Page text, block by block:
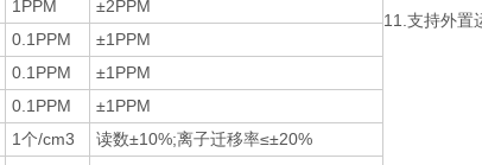
1PPM
±2PPM
0.1PPM
±1PPM
0.1PPM
±1PPM
0.1PPM
±1PPM
1个/cm3
读数±10%;离子迁移率≤±20%
11.支持外置